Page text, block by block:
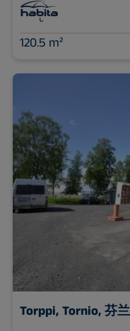
120.5 m²
Torppi,Tornio, 芬兰